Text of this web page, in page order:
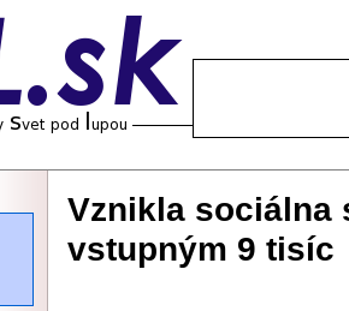
Vznikla sociálna
vstupným 9 tisíc